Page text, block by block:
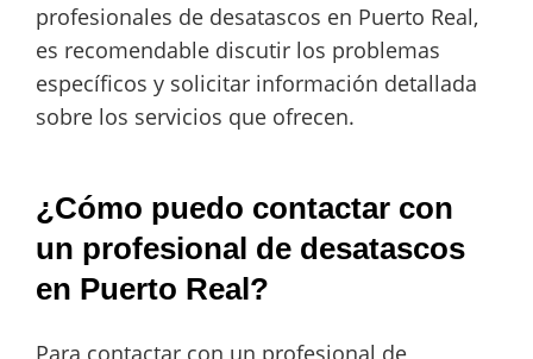
profesionales de desatascos en Puerto Real,
es recomendable discutir los problemas
específicos y solicitar información detallada
sobre los servicios que ofrecen.
¿Cómo puedo contactar con
un profesional de desatascos
en Puerto Real?
Para contactar con un profesional de